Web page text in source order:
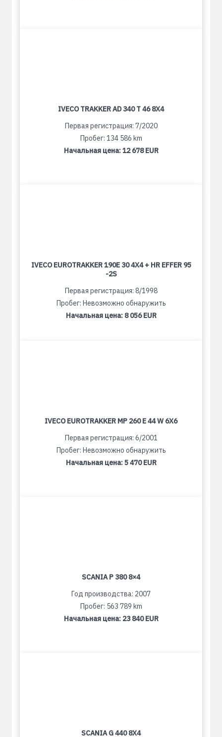
IVECO TRAKKER AD 340 T 46 8X4
Первая регистрация: 7/2020
Пробег: 134 586 km
Начальная цена:12 678 EUR
IVECO EUROTRAKKER 190E 30 4X4 + HR EFFER 95
-2S
Первая регистрация: 8/1998
Пробег: Невозможно обнаружить
Начальная цена: 8 056 EUR
IVECO EUROTRAKKER MP 260 E 44 W 6X6
Первая регистрация: 6/2001
Пробег: Невозможно обнаружить
Начальная цена:5 470 EUR
SCANIA P 380 8×4
Год производства: 2007
Пробег: 563 789 km
Начальная цена: 23 840 EUR
SCANIA G 440 8X4